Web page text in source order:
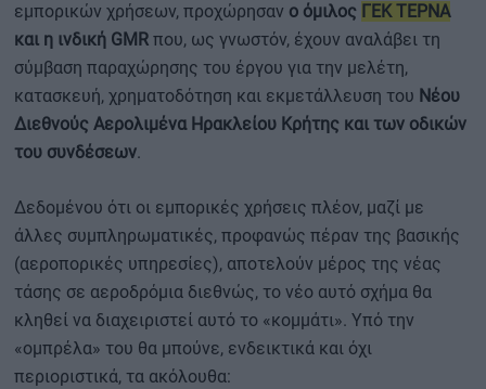
εμπορικών χρήσεων, προχώρησαν ο όμιλος ΓΕΚ ΤΕΡΝΑ
και η ινδική GMR που, ως γνωστόν, έχουν αναλάβει τη
σύμβαση παραχώρησης του έργου για την μελέτη,
κατασκευή, χρηματοδότηση και εκμετάλλευση του Νέου
Διεθνούς Αερολιμένα Ηρακλείου Κρήτης και των οδικών
του συνδέσεων.
Δεδομένου ότι οι εμπορικές χρήσεις πλέον, μαζί με
άλλες συμπληρωματικές, προφανώς πέραν της βασικής
(αεροπορικές υπηρεσίες), αποτελούν μέρος της νέας
τάσης σε αεροδρόμια διεθνώς, το νέο αυτό σχήμα θα
κληθεί να διαχειριστεί αυτό το «κομμάτι». Υπό την
«ομπρέλα» του θα μπούνε, ενδεικτικά και όχι
περιοριστικά, τα ακόλουθα: